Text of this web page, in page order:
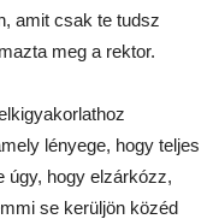
amit csak te tudsz
meg a rektor.
lényege, hogy teljes
úgy, hogy elzárkózz,
se kerüljön közéd